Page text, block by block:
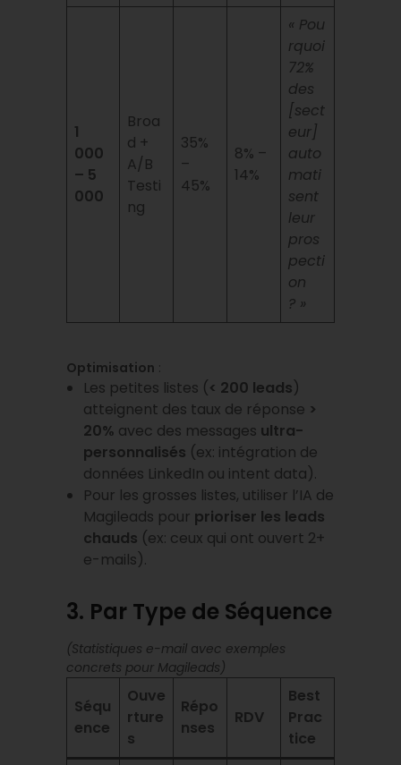
1
000
– 5
000
Broa
d +
A/B
Testi
ng
35%
–
45%
8% –
14%
« Pou
rquoi
72%
des
[sect
eur]
auto
mati
sent
leur
pros
pecti
on
? »
Optimisation :
Les petites listes (< 200 leads)
atteignent des taux de réponse >
20% avec des messages ultra-
personnalisés (ex: intégration de
données LinkedIn ou intent data).
Pour les grosses listes, utiliser l’IA de
Magileads pour prioriser les leads
chauds (ex: ceux qui ont ouvert 2+
e-mails).
3. Par Type de Séquence
(Statistiques e-mail avec exemples
concrets pour Magileads)
Séqu
ence
Ouve
rture
s
Répo
nses
RDV
Best
Prac
tice